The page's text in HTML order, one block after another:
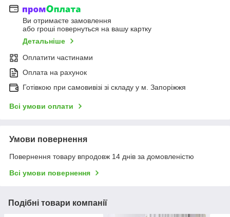
Ви отримаєте замовлення
або гроші повернуться на вашу картку
Детальніше
Оплатити частинами
Оплата на рахунок
Готівкою при самовивізі зі складу у м. Запоріжжя
Всі умови оплати
Умови повернення
Повернення товару впродовж 14 днів за домовленістю
Всі умови повернення
Подібні товари компанії